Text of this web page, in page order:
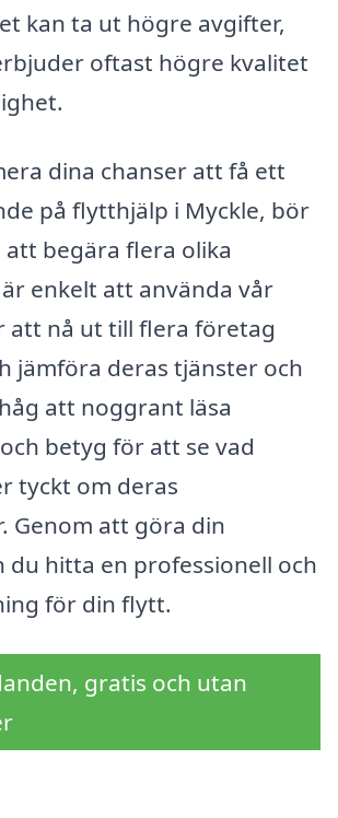
kan ta ut högre avgifter,
oftast högre kvalitet
dina chanser att få ett
på flytthjälp i Myckle, bör
begära flera olika
enkelt att använda vår
att nå ut till flera företag
jämföra deras tjänster och
att noggrant läsa
betyg för att se vad
tyckt om deras
Genom att göra din
du hitta en professionell och
för din flytt.
gratis och utan